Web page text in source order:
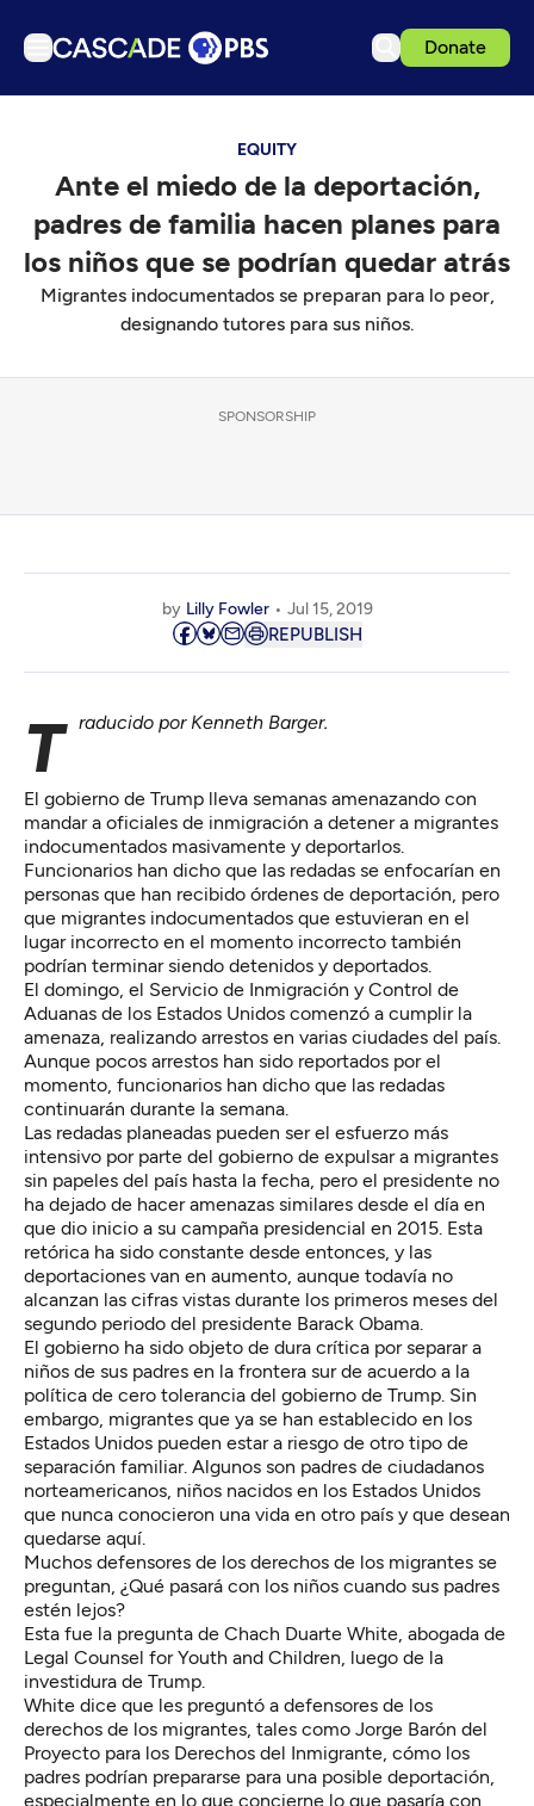
Donate
Podcasts
Events
Get Passport
Schedule
Download the App
EQUITY
Ante el miedo de la deportación,
padres de familia hacen planes para
los niños que se podrían quedar atrás
Migrantes indocumentados se preparan para lo peor,
designando tutores para sus niños.
SPONSORSHIP
by Lilly Fowler Jul 15, 2019
REPUBLISH
Traducido por Kenneth Barger.
El gobierno de Trump lleva semanas amenazando con
mandar a oficiales de inmigración a detener a migrantes
indocumentados masivamente y deportarlos.
Funcionarios han dicho que las redadas se enfocarían en
personas que han recibido órdenes de deportación, pero
que migrantes indocumentados que estuvieran en el
lugar incorrecto en el momento incorrecto también
podrían terminar siendo detenidos y deportados.
El domingo, el Servicio de Inmigración y Control de
Aduanas de los Estados Unidos comenzó a cumplir la
amenaza, realizando arrestos en varias ciudades del país.
Aunque pocos arrestos han sido reportados por el
momento, funcionarios han dicho que las redadas
continuarán durante la semana.
Las redadas planeadas pueden ser el esfuerzo más
intensivo por parte del gobierno de expulsar a migrantes
sin papeles del país hasta la fecha, pero el presidente no
ha dejado de hacer amenazas similares desde el día en
que dio inicio a su campaña presidencial en 2015. Esta
retórica ha sido constante desde entonces, y las
deportaciones van en aumento, aunque todavía no
alcanzan las cifras vistas durante los primeros meses del
segundo periodo del presidente Barack Obama.
El gobierno ha sido objeto de dura crítica por separar a
niños de sus padres en la frontera sur de acuerdo a la
política de cero tolerancia del gobierno de Trump. Sin
embargo, migrantes que ya se han establecido en los
Estados Unidos pueden estar a riesgo de otro tipo de
separación familiar. Algunos son padres de ciudadanos
norteamericanos, niños nacidos en los Estados Unidos
que nunca conocieron una vida en otro país y que desean
quedarse aquí.
Muchos defensores de los derechos de los migrantes se
preguntan, ¿Qué pasará con los niños cuando sus padres
estén lejos?
Esta fue la pregunta de Chach Duarte White, abogada de
Legal Counsel for Youth and Children, luego de la
investidura de Trump.
White dice que les preguntó a defensores de los
derechos de los migrantes, tales como Jorge Barón del
Proyecto para los Derechos del Inmigrante, cómo los
padres podrían prepararse para una posible deportación,
especialmente en lo que concierne lo que pasaría con